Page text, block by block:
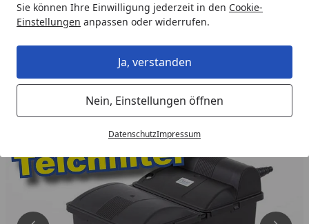
Sie können Ihre Einwilligung jederzeit in den Cookie-
Einstellungen anpassen oder widerrufen.
Ja, verstanden
Nein, Einstellungen öffnen
DatenschutzImpressum